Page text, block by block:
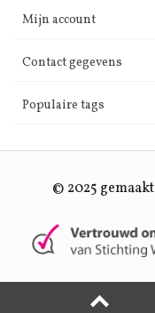
Mijn account
Contact gegevens
Populaire tags
© 2025